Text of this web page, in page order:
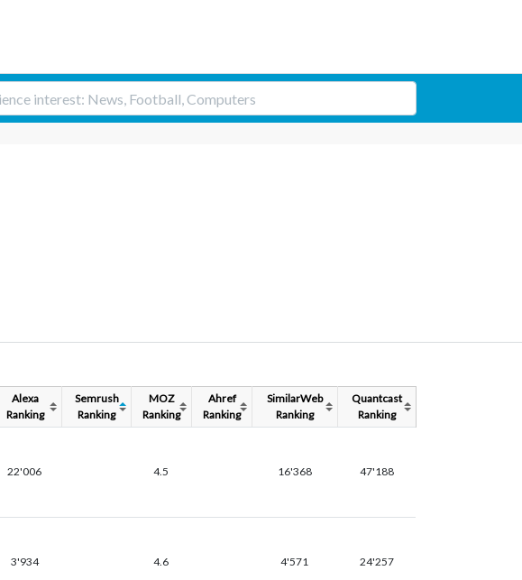
Alexa
Ranking
Semrush
Ranking
MOZ
Ranking
Ahref
Ranking
SimilarWeb
Ranking
Quantcast
Ranking
22'006 4.5 16'368 47'188
3'934 4.6 4'571 24'257